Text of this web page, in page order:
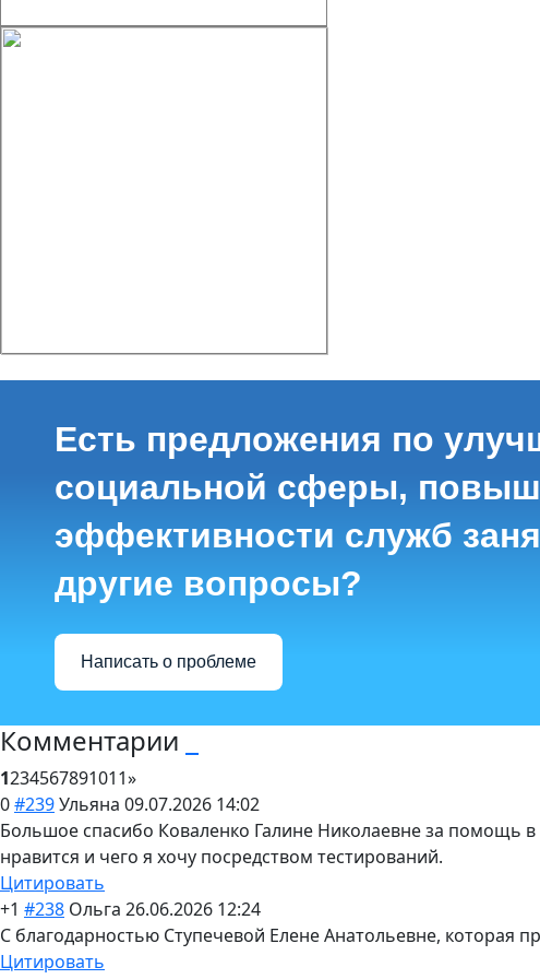
Есть предложения по
социальной сферы,
эффективности служб
другие вопросы?
Написать о проблеме
Комментарии
1234567891011»
0#239Ульяна 09.07.2026 14:02
Большое спасибо Коваленко Галине Николаевне за помощь
нравится и чего я хочу посредством тестирований.
Цитировать
+1 #238 Ольга 26.06.2026 12:24
С благодарностью Ступечевой Елене Анатольевне, которая
Цитировать